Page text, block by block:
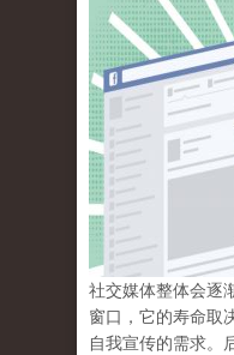
社交媒体整体会逐
窗口，它的寿命取
自我宣传的需求。